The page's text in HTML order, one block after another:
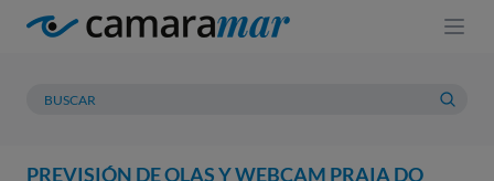
PREVISIÓN DE OLAS Y WEBCAM PRAIA DO